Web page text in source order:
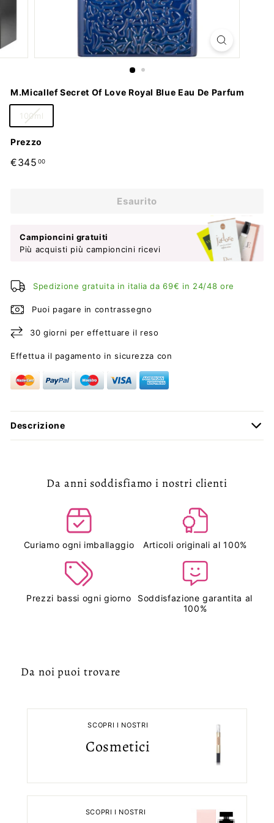
M.Micallef Secret Of Love Royal Blue Eau De Parfum
100ml
Prezzo
Prezzo
€345 00€345,00
Esaurito
Campioncini gratuiti
Più acquisti più campioncini ricevi
Spedizione gratuita in italia da 69€ in 24/48 ore
Puoi pagare in contrassegno
30 giorni per effettuare il reso
Effettua il pagamento in sicurezza con
Descrizione
Da anni soddisfiamo i nostri clienti
Curiamo ogni imballaggio Articoli originali al 100%
Prezzi bassi ogni giorno
Soddisfazione garantita al
100%
Da noi puoi trovare
SCOPRI I NOSTRI
Cosmetici
SCOPRI I NOSTRI